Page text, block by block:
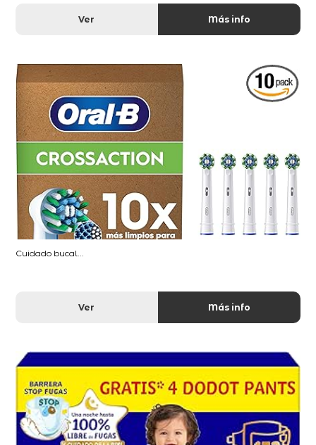
Ver Más info
Cuidado bucal...
Ver Más info